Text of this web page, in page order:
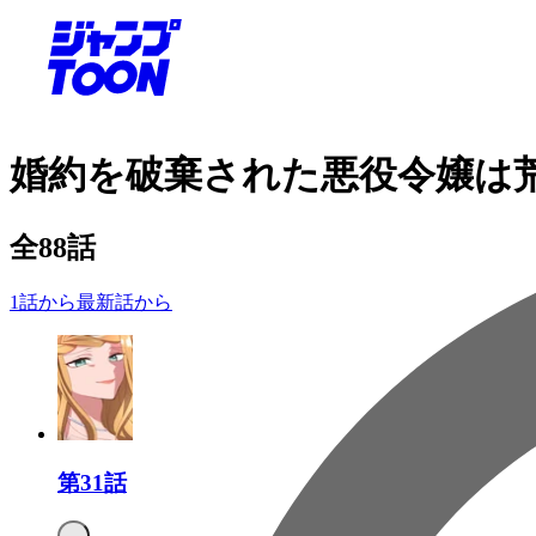
婚約を破棄された悪役令嬢は
全88話
1話から最新話から
第31話